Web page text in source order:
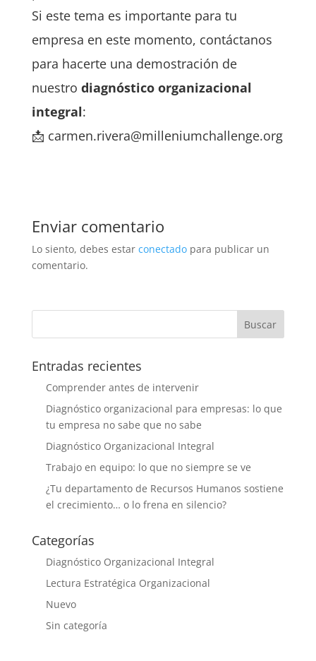
Si este tema es importante para tu
empresa en este momento, contáctanos
para hacerte una demostración de
nuestro diagnóstico organizacional
integral:
📩 carmen.rivera@milleniumchallenge.org
Enviar comentario
Lo siento, debes estar conectadopara publicar un
comentario.
Entradas recientes
Comprender antes de intervenir
Diagnóstico organizacional para empresas: lo que
tu empresa no sabe que no sabe
Diagnóstico Organizacional Integral
Trabajo en equipo: lo que no siempre se ve
¿Tu departamento de Recursos Humanos sostiene
el crecimiento… o lo frena en silencio?
Categorías
Diagnóstico Organizacional Integral
Lectura Estratégica Organizacional
Nuevo
Sin categoría